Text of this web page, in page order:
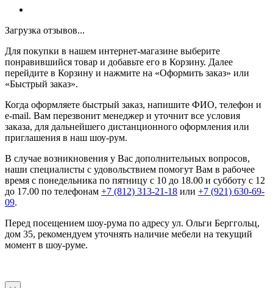
Загрузка отзывов...
Для покупки в нашем интернет-магазине выберите
понравившийся товар и добавьте его в Корзину. Далее
перейдите в Корзину и нажмите на «Оформить заказ» или
«Быстрый заказ».
Когда оформляете быстрый заказ, напишите ФИО, телефон и
e-mail. Вам перезвонит менеджер и уточнит все условия
заказа, для дальнейшего дистанционного оформления или
приглашения в наш шоу-рум.
В случае возникновения у Вас дополнительных вопросов,
наши специалисты с удовольствием помогут Вам в рабочее
время с понедельника по пятницу с 10 до 18.00 и субботу с 12
до 17.00 по телефонам +7 (812) 313-21-18 или +7 (921) 630-69-
09.
Перед посещением шоу-рума по адресу ул. Ольги Берггольц,
дом 35, рекомендуем уточнять наличие мебели на текущий
момент в шоу-руме.